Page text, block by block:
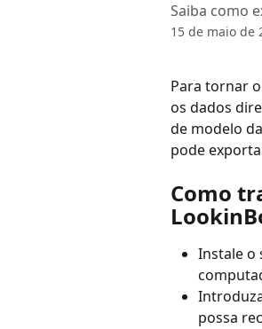
Saiba como
15 de maio de
Para tornar
os dados
de modelo
pode
Como
Instale o
possa